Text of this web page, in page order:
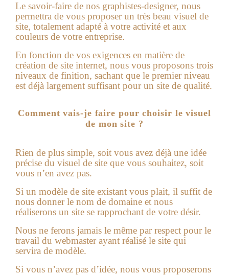
Le savoir-faire de nos graphistes-designer, nous
permettra de vous proposer un très beau visuel de
site, totalement adapté à votre activité et aux
couleurs de votre entreprise.
En fonction de vos exigences en matière de
création de site internet, nous vous proposons trois
niveaux de finition, sachant que le premier niveau
est déjà largement suffisant pour un site de qualité.
Comment vais-je faire pour choisir le visuel
de mon site ?
Rien de plus simple, soit vous avez déjà une idée
précise du visuel de site que vous souhaitez, soit
vous n’en avez pas.
Si un modèle de site existant vous plait, il suffit de
nous donner le nom de domaine et nous
réaliserons un site se rapprochant de votre désir.
Nous ne ferons jamais le même par respect pour le
travail du webmaster ayant réalisé le site qui
servira de modèle.
Si vous n’avez pas d’idée, nous vous proposerons